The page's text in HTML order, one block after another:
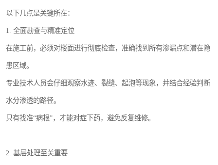
以下几点是关键所在：
1. 全面勘查与精准定位
在施工前，必须对楼面进行彻底检查，准确找到所有渗漏点和潜在隐
患区域。
专业技术人员会仔细观察水迹、裂缝、起泡等现象，并结合经验判断
水分渗透的路径。
只有找准“病根”，才能对症下药，避免反复维修。
2. 基层处理至关重要